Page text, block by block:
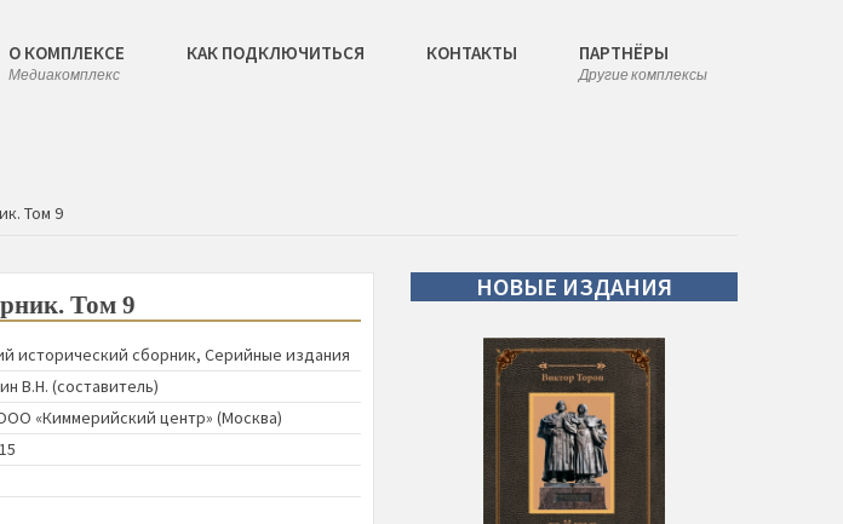
О КОМПЛЕКСЕ
Медиакомплекс
КАК ПОДКЛЮЧИТЬСЯ КОНТАКТЫ ПАРТНЁРЫ
Другие комплексы
Том 9
Том 9
исторический сборник, Серийные издания
В.Н. (составитель)
«Киммерийский центр» (Москва)
НОВЫЕ ИЗДАНИЯ